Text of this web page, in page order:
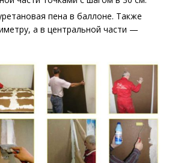
пена в баллоне. Также
а в центральной части —